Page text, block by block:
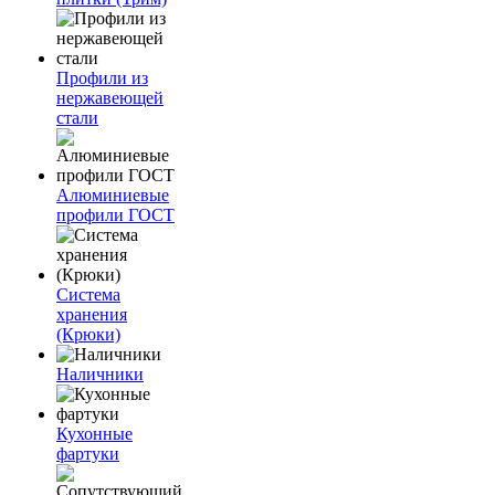
Профили из
нержавеющей
стали
Алюминиевые
профили ГОСТ
Система
хранения
(Крюки)
Наличники
Кухонные
фартуки